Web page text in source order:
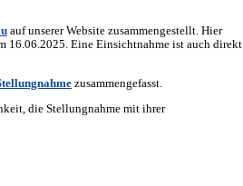
auf unserer Website zusammengestellt. Hier
16.06.2025. Eine Einsichtnahme ist auch direkt
zusammengefasst.
die Stellungnahme mit ihrer